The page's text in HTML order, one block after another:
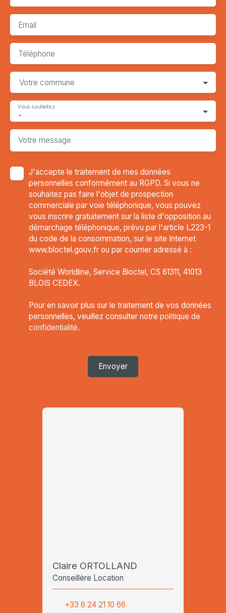
Email
Téléphone
Votre commune
-
Vous souhaitez
Votre message
J'accepte le traitement de mes données
personnelles conformément au RGPD. Si vous ne
souhaitez pas faire l'objet de prospection
commerciale par voie téléphonique, vous pouvez
vous inscrire gratuitement sur la liste d'opposition au
démarchage téléphonique, prévu par l'article L223-1
du code de la consommation, sur le site Internet
www.bloctel.gouv.fr ou par courrier adressé à :
Société Worldline, Service Bloctel, CS 61311, 41013
BLOIS CEDEX.
Pour en savoir plus sur le traitement de vos données
personnelles, veuillez consulter notre politique de
confidentialité.
Envoyer
Claire ORTOLLAND
Conseillère Location
+33 6 24 21 10 66